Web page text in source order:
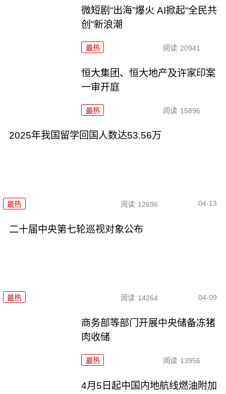
微短剧“出海”爆火 AI掀起“全民共
创”新浪潮
最热 阅读 20941
恒大集团、恒大地产及许家印案
一审开庭
最热 阅读 15896
2025年我国留学回国人数达53.56万
最热 阅读 12696 04-13
二十届中央第七轮巡视对象公布
最热 阅读 14264 04-09
商务部等部门开展中央储备冻猪
肉收储
最热 阅读 13956
4月5日起中国内地航线燃油附加